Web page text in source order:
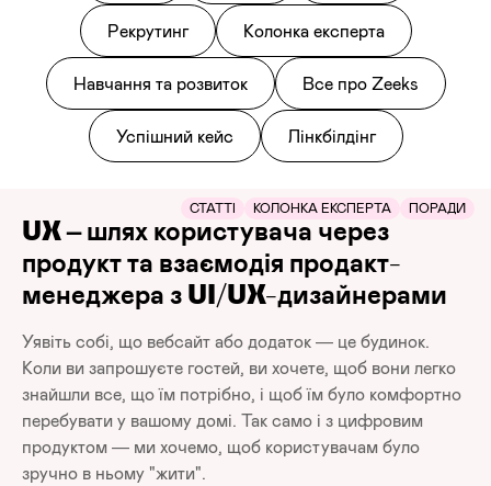
Рекрутинг Колонка експерта
Навчання та розвиток Все про Zeeks
Успішний кейс Лінкбілдінг
СТАТТІ КОЛОНКА ЕКСПЕРТА ПОРАДИ
UX – шлях користувача через
продукт та взаємодія продакт-
менеджера з UI/UX-дизайнерами
Уявіть собі, що вебсайт або додаток — це будинок.
Коли ви запрошуєте гостей, ви хочете, щоб вони легко
знайшли все, що їм потрібно, і щоб їм було комфортно
перебувати у вашому домі. Так само і з цифровим
продуктом — ми хочемо, щоб користувачам було
зручно в ньому "жити".